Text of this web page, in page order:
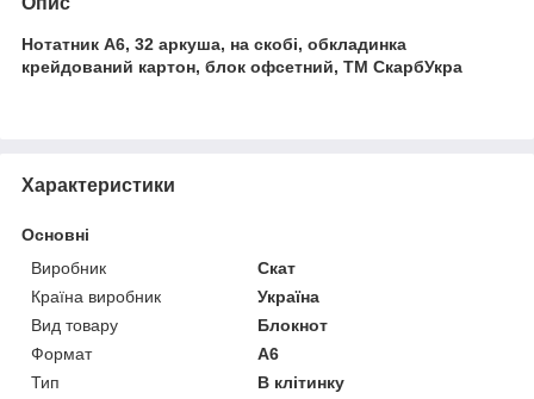
Нотатник А6, 32 аркуша, на скобі, обкладинка
крейдований картон, блок офсетний, ТМ СкарбУкра
Характеристики
Основні
Виробник
Скат
Країна виробник
Україна
Вид товару
Блокнот
Формат
A6
Тип
В клітинку